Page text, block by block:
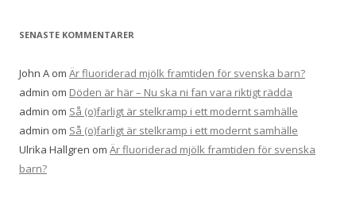
SENASTE KOMMENTARER
John A om Är fluoriderad mjölk framtiden för svenska barn?
admin om Döden är här – Nu ska ni fan vara riktigt rädda
admin om Så (o)farligt är stelkramp i ett modernt samhälle
admin om Så (o)farligt är stelkramp i ett modernt samhälle
Ulrika Hallgren om Är fluoriderad mjölk framtiden för svenska
barn?